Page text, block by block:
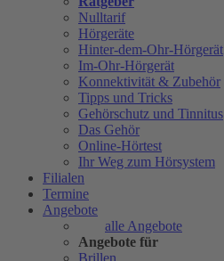
Nulltarif
Hörgeräte
Hinter-dem-Ohr-Hörgerät
Im-Ohr-Hörgerät
Konnektivität & Zubehör
Tipps und Tricks
Gehörschutz und Tinnitus
Das Gehör
Online-Hörtest
Ihr Weg zum Hörsystem
Filialen
Termine
Angebote
alle Angebote
Angebote für
Brillen